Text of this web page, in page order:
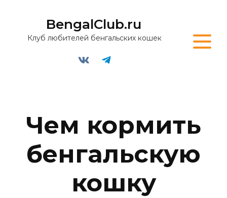
BengalClub.ru
Клуб любителей бенгальских кошек
Чем кормить
бенгальскую
кошку